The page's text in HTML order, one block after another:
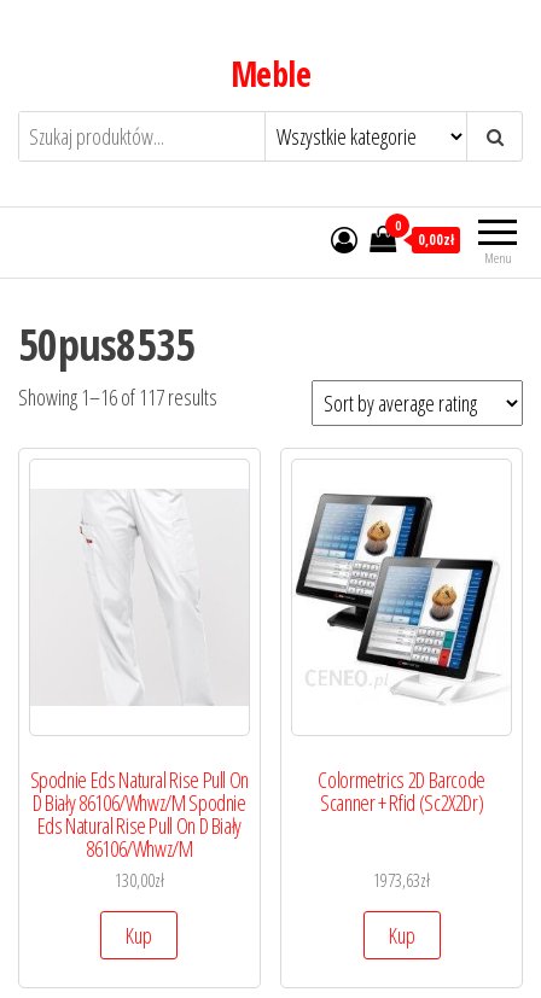
Meble
Menu
0
0,00zł
50pus8535
Showing 1–16 of 117 results
Spodnie Eds Natural Rise Pull On
D Biały 86106/Whwz/M Spodnie
Eds Natural Rise Pull On D Biały
86106/Whwz/M
130,00zł
Kup
Colormetrics 2D Barcode
Scanner + Rfid (Sc2X2Dr)
1973,63zł
Kup